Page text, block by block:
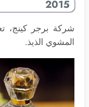
2015
شركة برجر كينج،
المشوي الذيذ.